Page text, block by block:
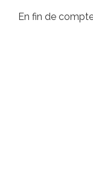
En fin de